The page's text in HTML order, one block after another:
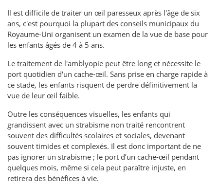
Il est difficile de traiter un œil paresseux après l'âge de six
ans, c'est pourquoi la plupart des conseils municipaux du
Royaume-Uni organisent un examen de la vue de base pour
les enfants âgés de 4 à 5 ans.
Le traitement de l'amblyopie peut être long et nécessite le
port quotidien d'un cache-œil. Sans prise en charge rapide à
ce stade, les enfants risquent de perdre définitivement la
vue de leur œil faible.
Outre les conséquences visuelles, les enfants qui
grandissent avec un strabisme non traité rencontrent
souvent des difficultés scolaires et sociales, devenant
souvent timides et complexés. Il est donc important de ne
pas ignorer un strabisme ; le port d’un cache-œil pendant
quelques mois, même si cela peut paraître injuste, en
retirera des bénéfices à vie.